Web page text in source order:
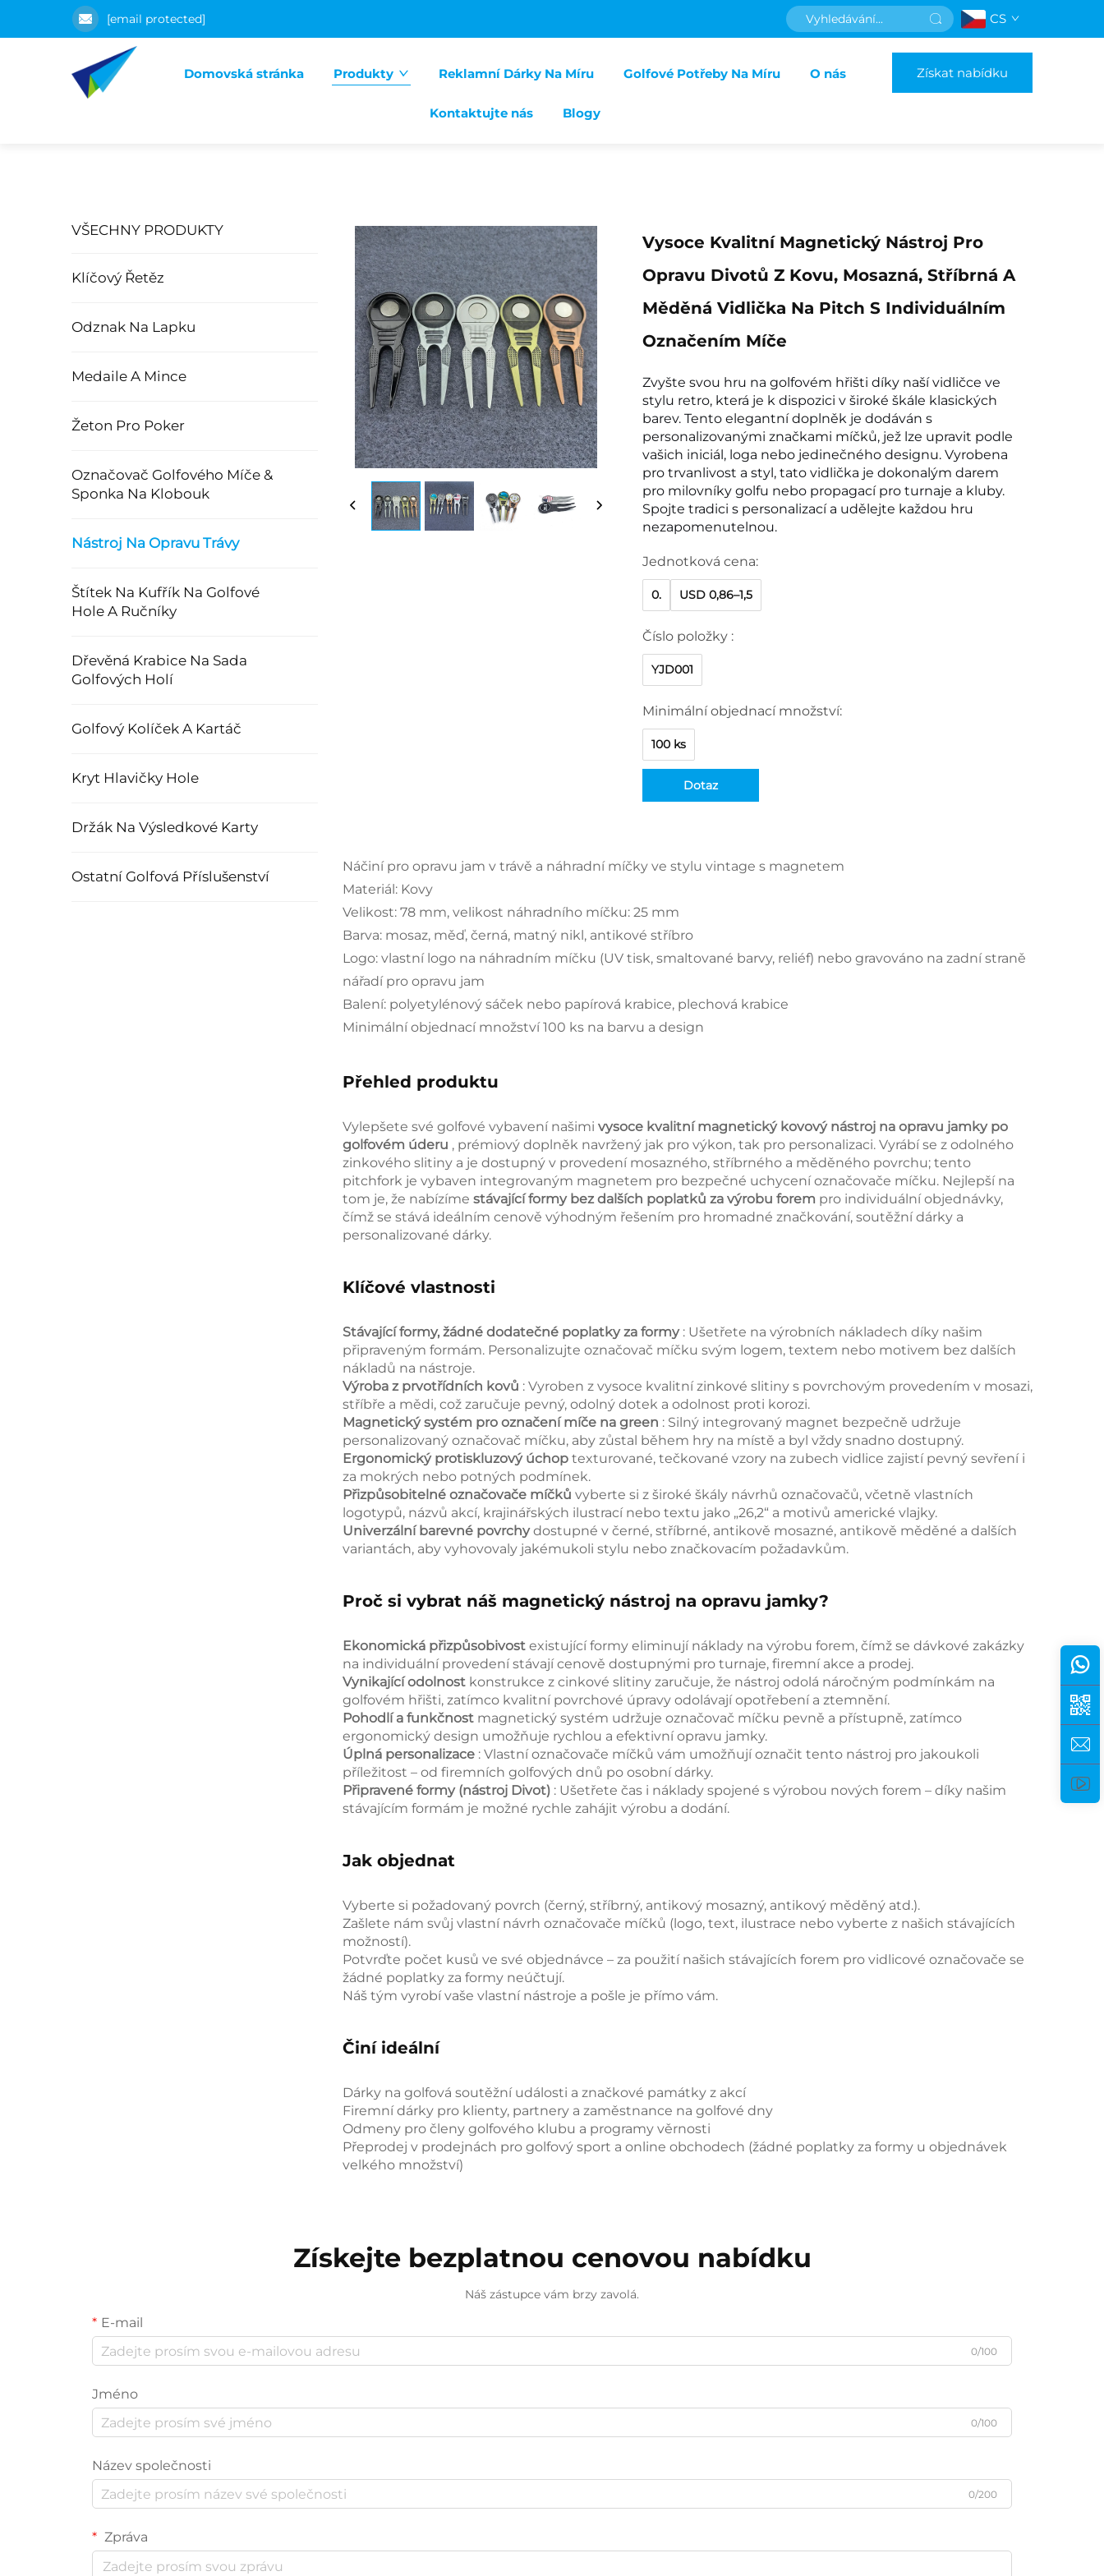
[email protected] CS
Domovská stránka Produkty Reklamní Dárky Na Míru Golfové Potřeby Na Míru O nás
Kontaktujte nás Blogy
Získat nabídku
VŠECHNY PRODUKTY
Klíčový Řetěz
Odznak Na Lapku
Medaile A Mince
Žeton Pro Poker
Označovač Golfového Míče &
Sponka Na Klobouk
Nástroj Na Opravu Trávy
Štítek Na Kufřík Na Golfové
Hole A Ručníky
Dřevěná Krabice Na Sada
Golfových Holí
Golfový Kolíček A Kartáč
Kryt Hlavičky Hole
Držák Na Výsledkové Karty
Ostatní Golfová Příslušenství
Vysoce Kvalitní Magnetický Nástroj Pro
Opravu Divotů Z Kovu, Mosazná, Stříbrná A
Měděná Vidlička Na Pitch S Individuálním
Označením Míče
Zvyšte svou hru na golfovém hřišti díky naší vidličce ve
stylu retro, která je k dispozici v široké škále klasických
barev. Tento elegantní doplněk je dodáván s
personalizovanými značkami míčků, jež lze upravit podle
vašich iniciál, loga nebo jedinečného designu. Vyrobena
pro trvanlivost a styl, tato vidlička je dokonalým darem
pro milovníky golfu nebo propagací pro turnaje a kluby.
Spojte tradici s personalizací a udělejte každou hru
nezapomenutelnou.
Jednotková cena:
0. USD 0,86–1,5
Číslo položky :
YJD001
Minimální objednací množství:
100 ks
Dotaz
Náčiní pro opravu jam v trávě a náhradní míčky ve stylu vintage s magnetem
Materiál: Kovy
Velikost: 78 mm, velikost náhradního míčku: 25 mm
Barva: mosaz, měď, černá, matný nikl, antikové stříbro
Logo: vlastní logo na náhradním míčku (UV tisk, smaltované barvy, reliéf) nebo gravováno na zadní straně
nářadí pro opravu jam
Balení: polyetylénový sáček nebo papírová krabice, plechová krabice
Minimální objednací množství 100 ks na barvu a design
Přehled produktu
Vylepšete své golfové vybavení našimi vysoce kvalitní magnetický kovový nástroj na opravu jamky po
golfovém úderu , prémiový doplněk navržený jak pro výkon, tak pro personalizaci. Vyrábí se z odolného
zinkového slitiny a je dostupný v provedení mosazného, stříbrného a měděného povrchu; tento
pitchfork je vybaven integrovaným magnetem pro bezpečné uchycení označovače míčku. Nejlepší na
tom je, že nabízíme stávající formy bez dalších poplatků za výrobu forem pro individuální objednávky,
čímž se stává ideálním cenově výhodným řešením pro hromadné značkování, soutěžní dárky a
personalizované dárky.
Klíčové vlastnosti
Stávající formy, žádné dodatečné poplatky za formy : Ušetřete na výrobních nákladech díky našim
připraveným formám. Personalizujte označovač míčku svým logem, textem nebo motivem bez dalších
nákladů na nástroje.
Výroba z prvotřídních kovů : Vyroben z vysoce kvalitní zinkové slitiny s povrchovým provedením v mosazi,
stříbře a mědi, což zaručuje pevný, odolný dotek a odolnost proti korozi.
Magnetický systém pro označení míče na green : Silný integrovaný magnet bezpečně udržuje
personalizovaný označovač míčku, aby zůstal během hry na místě a byl vždy snadno dostupný.
Ergonomický protiskluzový úchop texturované, tečkované vzory na zubech vidlice zajistí pevný sevření i
za mokrých nebo potných podmínek.
Přizpůsobitelné označovače míčků vyberte si z široké škály návrhů označovačů, včetně vlastních
logotypů, názvů akcí, krajinářských ilustrací nebo textu jako „26,2“ a motivů americké vlajky.
Univerzální barevné povrchydostupné v černé, stříbrné, antikově mosazné, antikově měděné a dalších
variantách, aby vyhovovaly jakémukoli stylu nebo značkovacím požadavkům.
Proč si vybrat náš magnetický nástroj na opravu jamky?
Ekonomická přizpůsobivost existující formy eliminují náklady na výrobu forem, čímž se dávkové zakázky
na individuální provedení stávají cenově dostupnými pro turnaje, firemní akce a prodej.
Vynikající odolnost konstrukce z cinkové slitiny zaručuje, že nástroj odolá náročným podmínkám na
golfovém hřišti, zatímco kvalitní povrchové úpravy odolávají opotřebení a ztemnění.
Pohodlí a funkčnost magnetický systém udržuje označovač míčku pevně a přístupně, zatímco
ergonomický design umožňuje rychlou a efektivní opravu jamky.
Úplná personalizace : Vlastní označovače míčků vám umožňují označit tento nástroj pro jakoukoli
příležitost – od firemních golfových dnů po osobní dárky.
Připravené formy (nástroj Divot) : Ušetřete čas i náklady spojené s výrobou nových forem – díky našim
stávajícím formám je možné rychle zahájit výrobu a dodání.
Jak objednat
Vyberte si požadovaný povrch (černý, stříbrný, antikový mosazný, antikový měděný atd.).
Zašlete nám svůj vlastní návrh označovače míčků (logo, text, ilustrace nebo vyberte z našich stávajících
možností).
Potvrďte počet kusů ve své objednávce – za použití našich stávajících forem pro vidlicové označovače se
žádné poplatky za formy neúčtují.
Náš tým vyrobí vaše vlastní nástroje a pošle je přímo vám.
Činí ideální
Dárky na golfová soutěžní události a značkové památky z akcí
Firemní dárky pro klienty, partnery a zaměstnance na golfové dny
Odmeny pro členy golfového klubu a programy věrnosti
Přeprodej v prodejnách pro golfový sport a online obchodech (žádné poplatky za formy u objednávek
velkého množství)
Získejte bezplatnou cenovou nabídku
Náš zástupce vám brzy zavolá.
E-mail
0/100
Jméno
0/100
Název společnosti
0/200
Zpráva